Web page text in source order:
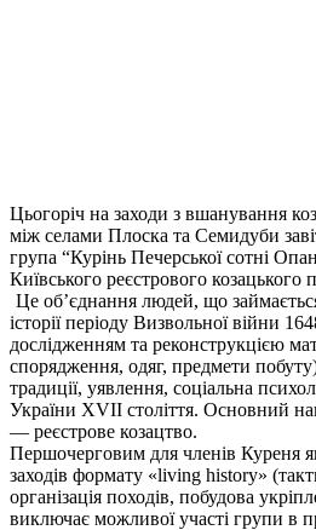
Цьогоріч на заходи з вшанування
між селами Плоска та Семидуби
група “Курінь Печерської сотні
Київського реєстрового козацького
Це об’єднання людей, що
історії періоду Визвольної війни
дослідженням та реконструкцією
спорядження, одяг, предмети
традиції, уявлення, соціальна
України XVII століття. Основний
— реєстрове козацтво.
Першочерговим для членів Куреня
заходів формату «living history»
організація походів, побудова
виключає можливої участі групи в